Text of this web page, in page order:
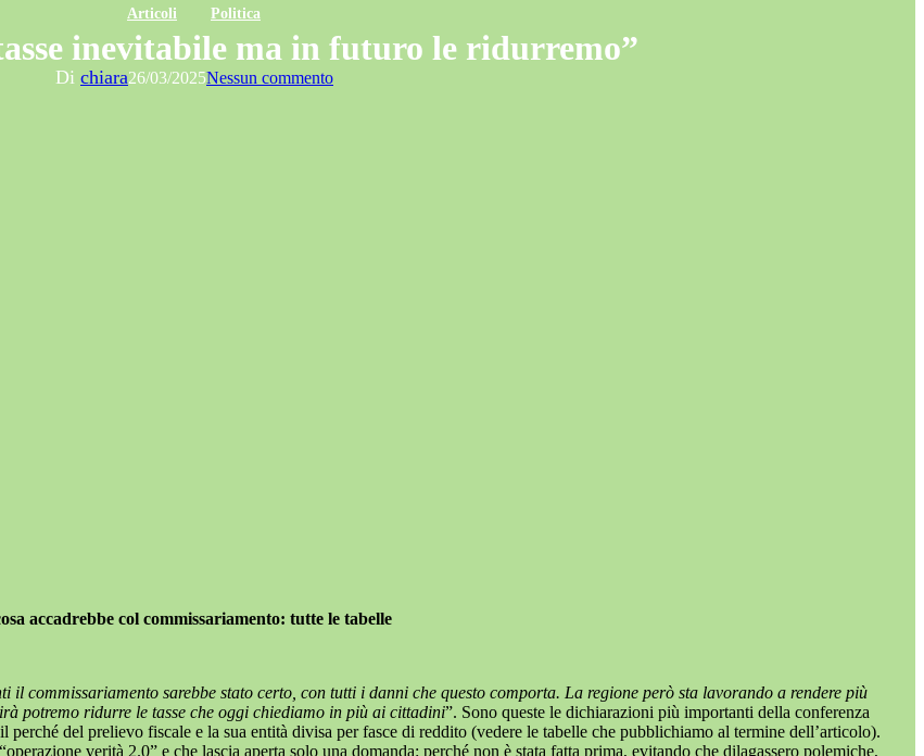
Articoli Politica
inevitabile ma in futuro le ridurremo”
Di chiara26/03/2025Nessun commento
accadrebbe col commissariamento: tutte le tabelle
commissariamento sarebbe stato certo, con tutti i danni che questo comporta. La regione però sta lavorando a rendere più
potremo ridurre le tasse che oggi chiediamo in più ai cittadini”. Sono queste le dichiarazioni più importanti della conferenza
del prelievo fiscale e la sua entità divisa per fasce di reddito (vedere le tabelle che pubblichiamo al termine dell’articolo).
verità 2.0” e che lascia aperta solo una domanda: perché non è stata fatta prima, evitando che dilagassero polemiche,